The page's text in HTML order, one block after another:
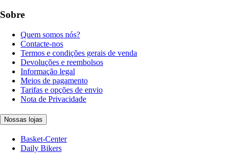
Sobre
Quem somos nós?
Contacte-nos
Termos e condições gerais de venda
Devoluções e reembolsos
Informação legal
Meios de pagamento
Tarifas e opções de envio
Nota de Privacidade
Nossas lojas
Basket-Center
Daily Bikers